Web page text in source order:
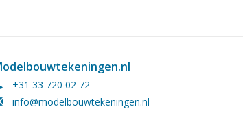
+31 33 720 02 72
info@modelbouwtekeningen.nl